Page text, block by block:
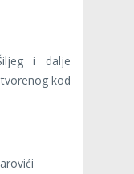
i dalje
kod